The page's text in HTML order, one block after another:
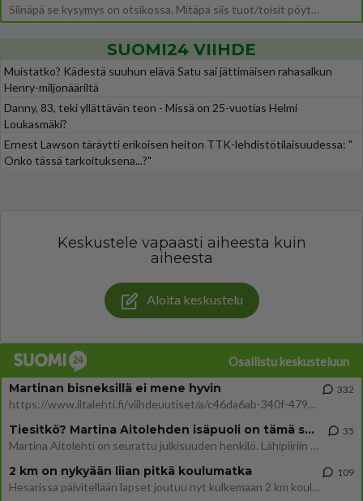
Siinäpä se kysymys on otsikossa. Mitäpä siis tuot/toisit pöytään parisuhteessa? Oletko mies vai nainen? Koetko sen mitä
SUOMI24 VIIHDE
Muistatko? Kädestä suuhun elävä Satu sai jättimäisen rahasalkun
Henry-miljonääriltä
Danny, 83, teki yllättävän teon - Missä on 25-vuotias Helmi
Loukasmäki?
Ernest Lawson täräytti erikoisen heiton TTK-lehdistötilaisuudessa: "
Onko tässä tarkoituksena...?"
Keskustele vapaasti aiheesta kuin
aiheesta
Aloita keskustelu
Osallistu keskusteluun
Martinan bisneksillä ei mene hyvin
https://www.iltalehti.fi/viihdeuutiset/a/c46da6ab-340f-4790-aaa7-0865eed2336 Yrityksen konkurssihakemus on tullut kärä
332
Tiesitkö? Martina Aitolehden isäpuoli on tämä suosittu laulaja
Martina Aitolehti on seurattu julkisuuden henkilö. Lähipiiriin mahtuu muitakin tunnettuja henkilöitä. Tiesitkö, että Ma
35
2 km on nykyään liian pitkä koulumatka
Hesarissa päivitellään lapset joutuu nyt kulkemaan 2 km kouluun jösses. Ruostefillarilla tuo matka menee vaikka miten äk
109